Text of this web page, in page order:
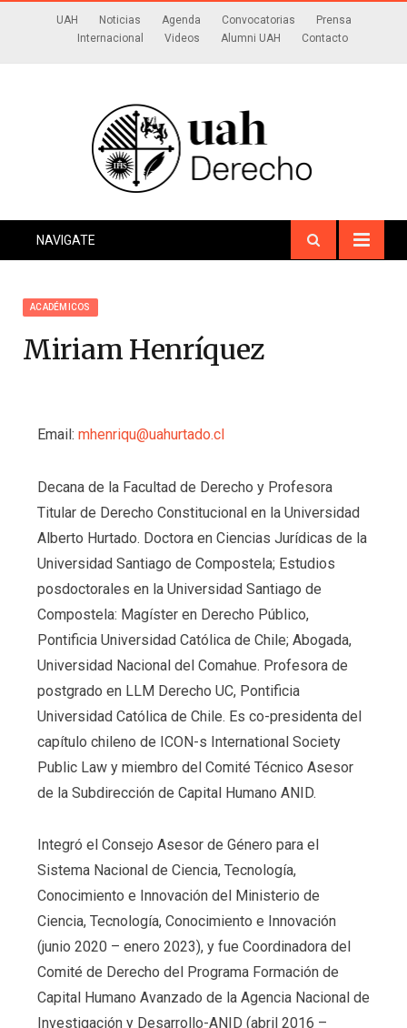
UAH Noticias Agenda Convocatorias
Prensa
Internacional
Videos Alumni UAH Contacto
NAVIGATE
ACADÉMICOS
Miriam Henríquez
Email: mhenriqu@uahurtado.cl
Decana de la Facultad de Derecho y Profesora
Titular de Derecho Constitucional en la Universidad
Alberto Hurtado. Doctora en Ciencias Jurídicas de la
Universidad Santiago de Compostela; Estudios
posdoctorales en la Universidad Santiago de
Compostela: Magíster en Derecho Público,
Pontificia Universidad Católica de Chile; Abogada,
Universidad Nacional del Comahue. Profesora de
postgrado en LLM Derecho UC, Pontificia
Universidad Católica de Chile. Es co-presidenta del
capítulo chileno de ICON-s International Society
Public Law y miembro del Comité Técnico Asesor
de la Subdirección de Capital Humano ANID.
Integró el Consejo Asesor de Género para el
Sistema Nacional de Ciencia, Tecnología,
Conocimiento e Innovación del Ministerio de
Ciencia, Tecnología, Conocimiento e Innovación
(junio 2020 – enero 2023), y fue Coordinadora del
Comité de Derecho del Programa Formación de
Capital Humano Avanzado de la Agencia Nacional de
Investigación y Desarrollo-ANID (abril 2016 –